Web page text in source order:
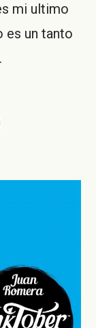
mi ultimo
es un tanto